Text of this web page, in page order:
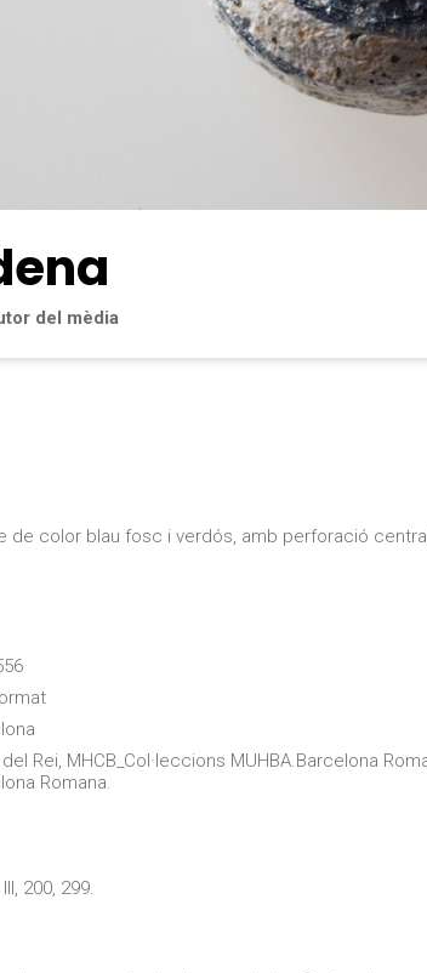
del mèdia
de color blau fosc i verdós, amb perforació
Rei, MHCB_Col·leccions MUHBA.Barcelona
Romana.
200, 299.